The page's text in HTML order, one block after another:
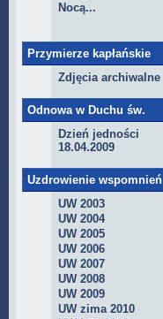
Nocą...
Przymierze kapłańskie
Zdjęcia archiwalne
Odnowa w Duchu św.
Dzień jedności
18.04.2009
Uzdrowienie wspomnień
UW 2003
UW 2004
UW 2005
UW 2006
UW 2007
UW 2008
UW 2009
UW zima 2010